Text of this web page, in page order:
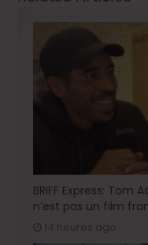
BRIFF Express: Tom
n’est pas un film
14 heures ago